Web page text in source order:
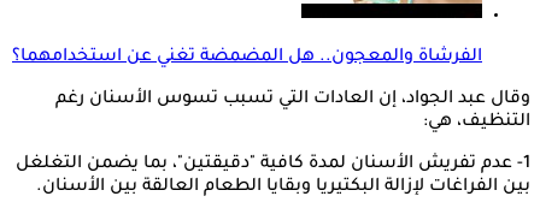
الفرشاة والمعجون.. هل المضمضة تغني عن استخدامهما؟
وقال عبد الجواد، إن العادات التي تسبب تسوس الأسنان رغم
التنظيف، هي:
1- عدم تفريش الأسنان لمدة كافية "دقيقتين"، بما يضمن التغلغل
بين الفراغات لإزالة البكتيريا وبقايا الطعام العالقة بين الأسنان.